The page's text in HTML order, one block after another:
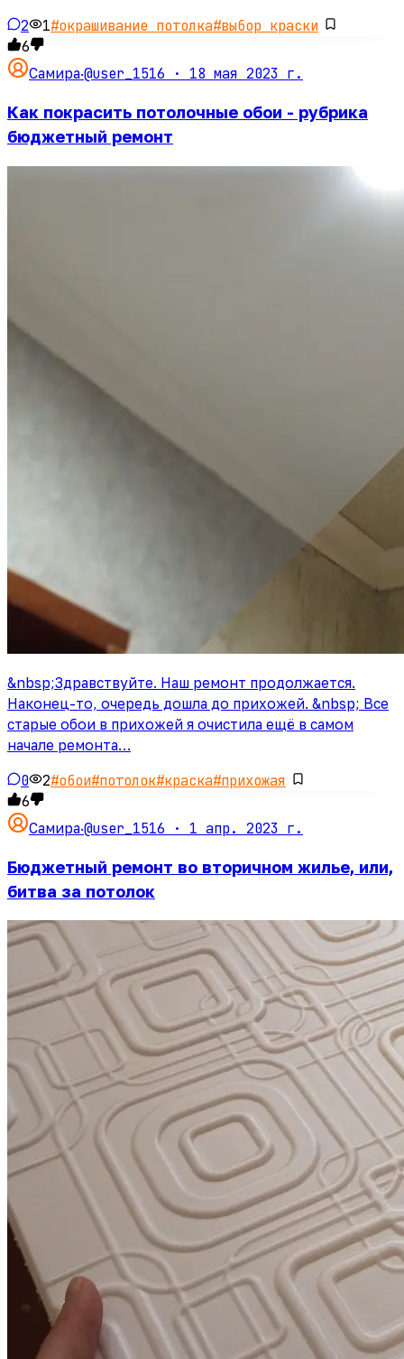
2 1#окрашивание потолка#выбор краски
6
Самира·@user_1516 · 18 мая 2023 г.
Как покрасить потолочные обои - рубрика
бюджетный ремонт
&nbsp;Здравствуйте. Наш ремонт продолжается.
Наконец-то, очередь дошла до прихожей. &nbsp; Все
старые обои в прихожей я очистила ещё в самом
начале ремонта…
0 2#обои#потолок#краска#прихожая
6
Самира·@user_1516 · 1 апр. 2023 г.
Бюджетный ремонт во вторичном жилье, или,
битва за потолок